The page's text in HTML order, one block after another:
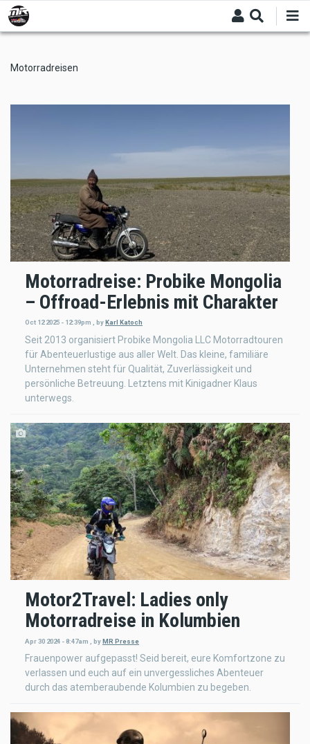
Skip
to
main
Motorradreisen
Motorradreise: Probike Mongolia
– Offroad-Erlebnis mit Charakter
Oct 12 2025 - 12:39pm , by Karl Katoch
Seit 2013 organisiert Probike Mongolia LLC Motorradtouren
für Abenteuerlustige aus aller Welt. Das kleine, familiäre
Unternehmen steht für Qualität, Zuverlässigkeit und
persönliche Betreuung. Letztens mit Kinigadner Klaus
unterwegs.
Motor2Travel: Ladies only
Motorradreise in Kolumbien
Apr 30 2024 - 8:47am byMR Presse
Frauenpower aufgepasst! Seid bereit, eure Komfortzone zu
verlassen und euch auf ein unvergessliches Abenteuer
durch das atemberaubende Kolumbien zu begeben.